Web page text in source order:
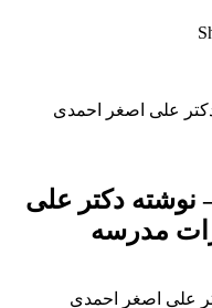
نوشته دکتر علی
مدرسه